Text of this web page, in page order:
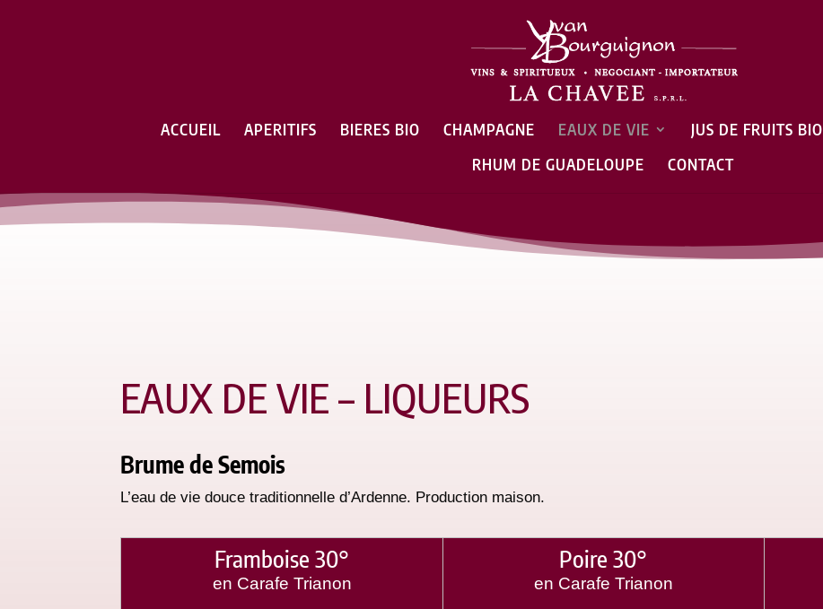
ACCUEIL APERITIFS BIERES BIO CHAMPAGNE EAUX DE VIE JUS DE FRUITS BIO
RHUM DE GUADELOUPE
CONTACT
EAUX DE VIE – LIQUEURS
Brume de Semois
L’eau de vie douce traditionnelle d’Ardenne. Production maison.
Framboise 30°
en Carafe Trianon
Poire 30°
en Carafe Trianon